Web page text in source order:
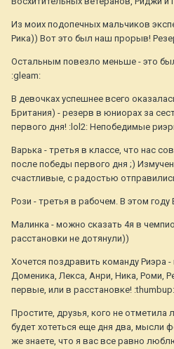
Из моих подопечных мальчиков
Рика)) Вот это был наш прорыв!
Остальным повезло меньше - это
:gleam:
В девочках успешнее всего
Британия) - резерв в юниорах за
первого дня! :lol2: Непобедимые
Варька - третья в классе, что нас
после победы первого дня ;)
счастливые, с радостью
Рози - третья в рабочем. В этом
Малинка - можно сказать 4я в
расстановки не дотянули))
Хочется поздравить команду Риэра
Доменика, Лекса, Анри, Ника, Роми,
первые, или в расстановке! :thumbup:
Простите, друзья, кого не отметила
будет хотеться еще дня два, мысли
же знаете, что я вас все равно